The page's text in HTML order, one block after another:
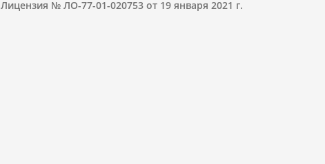
Лицензия № ЛО-77-01-020753 от 19 января 2021 г.